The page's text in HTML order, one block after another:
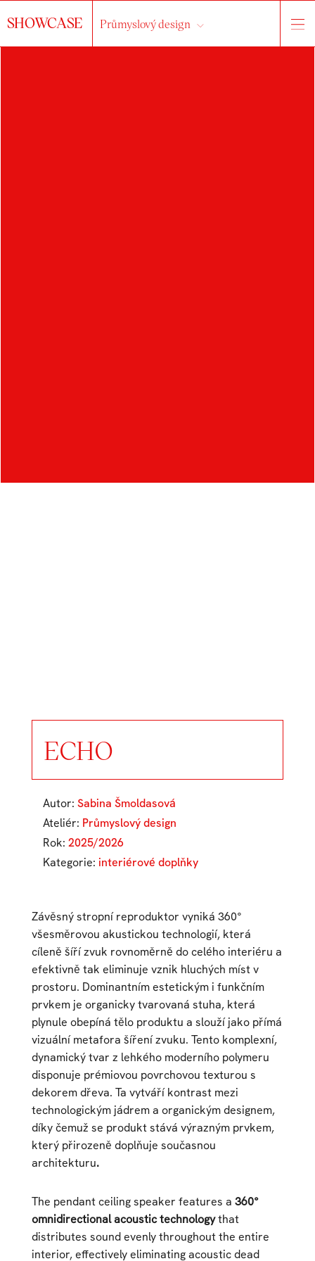
SHOWCASE Průmyslový design
ECHO
Autor: Sabina Šmoldasová
Ateliér: Průmyslový design
Rok: 2025/2026
Kategorie: interiérové doplňky
Závěsný stropní reproduktor vyniká 360°
všesměrovou akustickou technologií, která
cíleně šíří zvuk rovnoměrně do celého interiéru a
efektivně tak eliminuje vznik hluchých míst v
prostoru. Dominantním estetickým i funkčním
prvkem je organicky tvarovaná stuha, která
plynule obepíná tělo produktu a slouží jako přímá
vizuální metafora šíření zvuku. Tento komplexní,
dynamický tvar z lehkého moderního polymeru
disponuje prémiovou povrchovou texturou s
dekorem dřeva. Ta vytváří kontrast mezi
technologickým jádrem a organickým designem,
díky čemuž se produkt stává výrazným prvkem,
který přirozeně doplňuje současnou
architekturu.
The pendant ceiling speaker features a 360°
omnidirectional acoustic technologythat
distributes sound evenly throughout the entire
interior, effectively eliminating acoustic dead